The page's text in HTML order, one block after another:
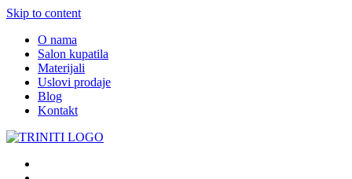
Skip to content
O nama
Salon kupatila
Materijali
Uslovi prodaje
Blog
Kontakt